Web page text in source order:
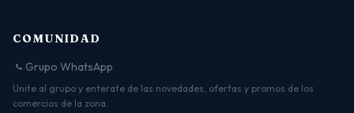
COMUNIDAD
Grupo WhatsApp
Unite al grupo y enterate de las novedades, ofertas y promos de los
comercios de la zona.